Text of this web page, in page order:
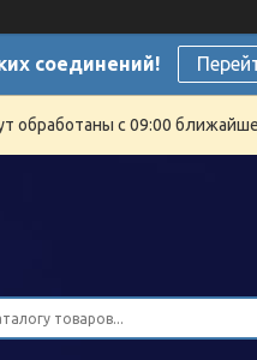
соединений!
обработаны с 09:00